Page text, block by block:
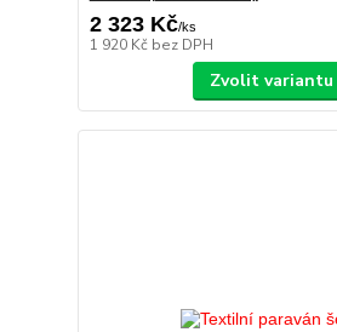
2 323 Kč/ks
1 920 Kč bez DPH
Zvolit variantu